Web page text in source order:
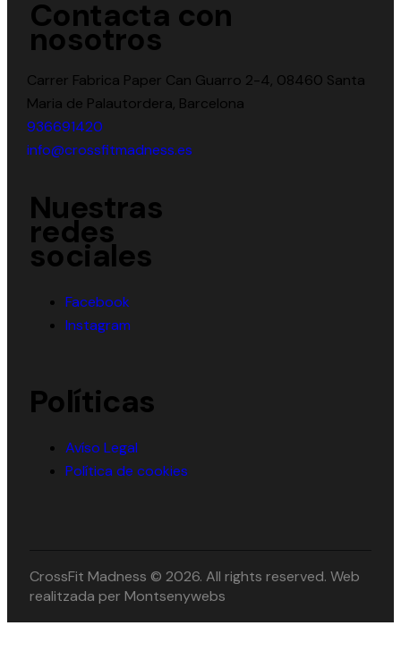
Contacta con
nosotros
Carrer Fabrica Paper Can Guarro 2-4, 08460 Santa
Maria de Palautordera, Barcelona
936691420
info@crossfitmadness.es
Nuestras
redes
sociales
Facebook
Instagram
Políticas
Avíso Legal
Política de cookies
CrossFit Madness © 2026. All rights reserved. Web
realitzada per Montsenywebs